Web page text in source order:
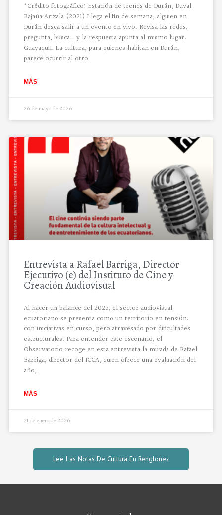
*Crédito fotográfico: Estación de trenes de Durán, Duval
Bajaña Arizala (2021) Llega el fin de semana, alguien en
Durán desea salir a un evento en vivo. Revisa las redes,
pregunta, busca… y la respuesta apunta al mismo lugar:
Guayaquil. La cultura, para quienes habitan en Durán,
parece ocurrir al otro
MÁS
26 de mayo de 2026
Entrevista a Rafael Barriga, Director
Ejecutivo (e) del Instituto de Cine y
Creación Audiovisual
Al hacer un balance del 2025, el sector audiovisual
ecuatoriano se presenta como un territorio en tensión:
con iniciativas en curso, pero atravesado por dificultades
estructurales. Para entender este escenario, el
Observatorio recoge en esta entrevista la mirada de Rafael
Barriga, director del ICCA, quien ofrece una evaluación del
año,
MÁS
21 de enero de 2026
Lee Las Notas De Cultura En Renglones